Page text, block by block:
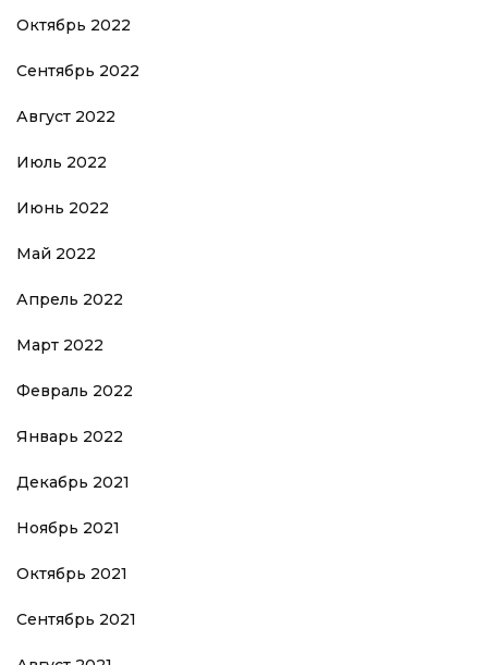
Октябрь 2022
Сентябрь 2022
Август 2022
Июль 2022
Июнь 2022
Май 2022
Апрель 2022
Март 2022
Февраль 2022
Январь 2022
Декабрь 2021
Ноябрь 2021
Октябрь 2021
Сентябрь 2021